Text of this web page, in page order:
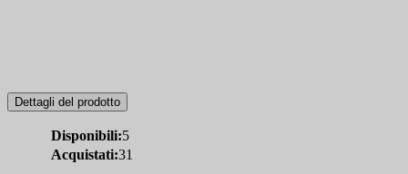
Dettagli del prodotto
Disponibili:5
Acquistati:31